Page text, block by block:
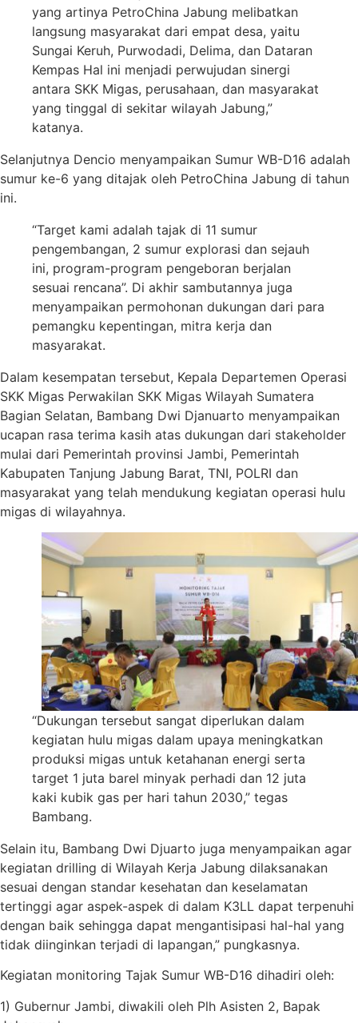
yang artinya PetroChina Jabung melibatkan
langsung masyarakat dari empat desa, yaitu
Sungai Keruh, Purwodadi, Delima, dan Dataran
Kempas Hal ini menjadi perwujudan sinergi
antara SKK Migas, perusahaan, dan masyarakat
yang tinggal di sekitar wilayah Jabung,”
katanya.
Selanjutnya Dencio menyampaikan Sumur WB-D16 adalah
sumur ke-6 yang ditajak oleh PetroChina Jabung di tahun
ini.
“Target kami adalah tajak di 11 sumur
pengembangan, 2 sumur explorasi dan sejauh
ini, program-program pengeboran berjalan
sesuai rencana”. Di akhir sambutannya juga
menyampaikan permohonan dukungan dari para
pemangku kepentingan, mitra kerja dan
masyarakat.
Dalam kesempatan tersebut, Kepala Departemen Operasi
SKK Migas Perwakilan SKK Migas Wilayah Sumatera
Bagian Selatan, Bambang Dwi Djanuarto menyampaikan
ucapan rasa terima kasih atas dukungan dari stakeholder
mulai dari Pemerintah provinsi Jambi, Pemerintah
Kabupaten Tanjung Jabung Barat, TNI, POLRI dan
masyarakat yang telah mendukung kegiatan operasi hulu
migas di wilayahnya.
“Dukungan tersebut sangat diperlukan dalam
kegiatan hulu migas dalam upaya meningkatkan
produksi migas untuk ketahanan energi serta
target 1 juta barel minyak perhadi dan 12 juta
kaki kubik gas per hari tahun 2030,” tegas
Bambang.
Selain itu, Bambang Dwi Djuarto juga menyampaikan agar
kegiatan drilling di Wilayah Kerja Jabung dilaksanakan
sesuai dengan standar kesehatan dan keselamatan
tertinggi agar aspek-aspek di dalam K3LL dapat terpenuhi
dengan baik sehingga dapat mengantisipasi hal-hal yang
tidak diinginkan terjadi di lapangan,” pungkasnya.
Kegiatan monitoring Tajak Sumur WB-D16 dihadiri oleh:
1) Gubernur Jambi, diwakili oleh Plh Asisten 2, Bapak